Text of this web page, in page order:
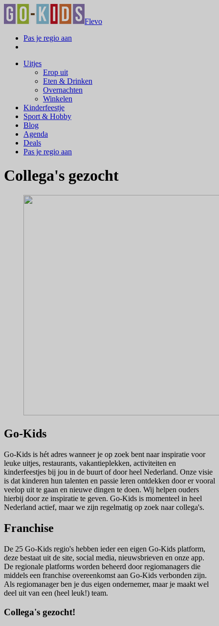
Flevo
Pas je regio aan
Uitjes
Erop uit
Eten & Drinken
Overnachten
Winkelen
Kinderfeestje
Sport & Hobby
Blog
Agenda
Deals
Pas je regio aan
Collega's gezocht
Go-Kids
Go-Kids is hét adres wanneer je op zoek bent naar inspiratie voor
leuke uitjes, restaurants, vakantieplekken, activiteiten en
kinderfeestjes bij jou in de buurt of door heel Nederland. Onze visie
is dat kinderen hun talenten en passie leren ontdekken door er vooral
veelop uit te gaan en nieuwe dingen te doen. Wij helpen ouders
hierbij door ze inspiratie te geven. Go-Kids is momenteel in heel
Nederland actief, maar we zijn regelmatig op zoek naar collega's.
Franchise
De 25 Go-Kids regio's hebben ieder een eigen Go-Kids platform,
deze bestaat uit de site, social media, nieuwsbrieven en onze app.
De regionale platforms worden beheerd door regiomanagers die
middels een franchise overeenkomst aan Go-Kids verbonden zijn.
Als regiomanager ben je dus eigen ondernemer, maar je maakt wel
deel uit van een (heel leuk!) team.
Collega's gezocht!